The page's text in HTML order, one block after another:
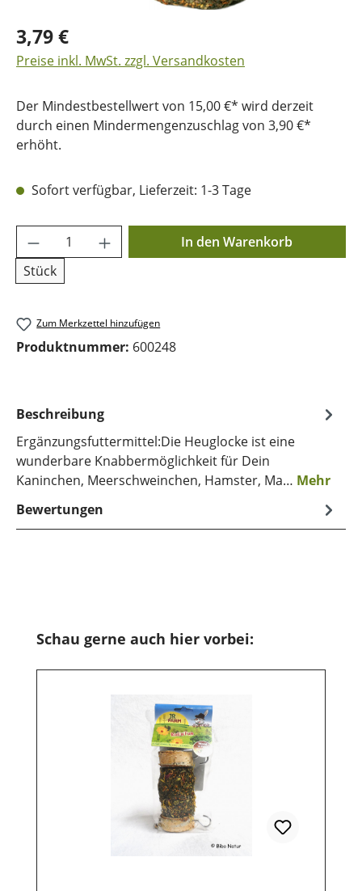
3,79 €
Preise inkl. MwSt. zzgl. Versandkosten
Der Mindestbestellwert von 15,00 €* wird derzeit
durch einen Mindermengenzuschlag von 3,90 €*
erhöht.
Sofort verfügbar, Lieferzeit: 1-3 Tage
Produkt Anzahl: Gib den gewünschten
Stück
In den Warenkorb
Zum Merkzettel hinzufügen
Produktnummer: 600248
Beschreibung
Ergänzungsfuttermittel:Die Heuglocke ist eine
wunderbare Knabbermöglichkeit für Dein
Kaninchen, Meerschweinchen, Hamster, Ma… Mehr
Bewertungen
Produktgalerie überspringen
Schau gerne auch hier vorbei: